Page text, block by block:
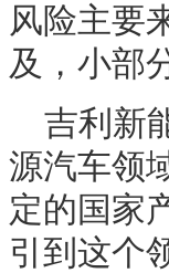
风险主要
及，小部
吉利新
源汽车领
定的国家
引到这个